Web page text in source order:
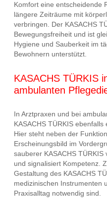
Komfort eine entscheidende
längere Zeiträume mit
verbringen. Der KASACHS
Bewegungsfreiheit und ist
Hygiene und Sauberkeit im
Bewohnern unterstützt.
KASACHS TÜRKIS
ambulanten
In Arztpraxen und bei
KASACHS TÜRKIS
Hier steht neben der
Erscheinungsbild im
sauberer KASACHS
und signalisiert Kompetenz.
Gestaltung des KASACHS
medizinischen Instrumenten
Praxisalltag notwendig sind.